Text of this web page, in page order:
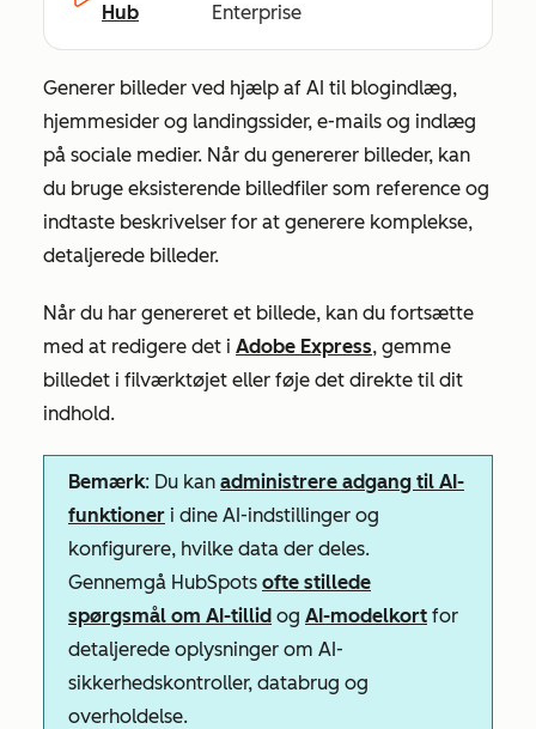
Hub
Enterprise
Generer billeder ved hjælp af AI til blogindlæg,
hjemmesider og landingssider, e-mails og indlæg
på sociale medier. Når du genererer billeder, kan
du bruge eksisterende billedfiler som reference og
indtaste beskrivelser for at generere komplekse,
detaljerede billeder.
Når du har genereret et billede, kan du fortsætte
med at redigere det i Adobe Express, gemme
billedet i filværktøjet eller føje det direkte til dit
indhold.
Bemærk: Du kan administrere adgang til AI-
funktioner i dine AI-indstillinger og
konfigurere, hvilke data der deles.
Gennemgå HubSpots ofte stillede
spørgsmål om AI-tillid og AI-modelkort for
detaljerede oplysninger om AI-
sikkerhedskontroller, databrug og
overholdelse.